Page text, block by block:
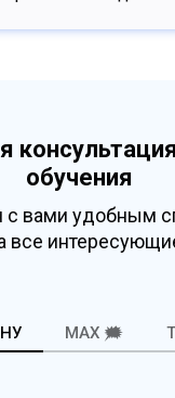
обучения
вами удобным
все
MAX 🗯️